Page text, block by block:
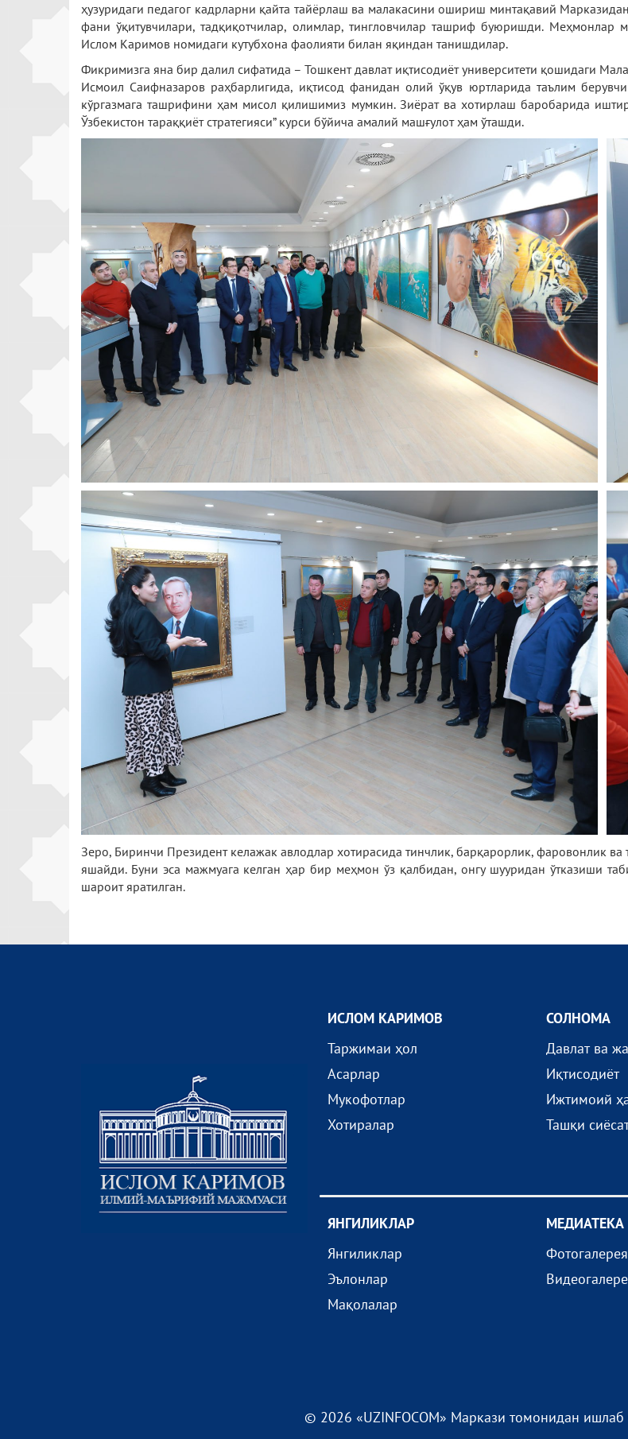
ҳузуридаги педагог кадрларни қайта тайёрлаш ва малакасини ошириш минтақавий
фани ўқитувчилари, тадқиқотчилар, олимлар, тингловчилар ташриф буюришди. Меҳмонлар
Ислом Каримов номидаги кутубхона фаолияти билан яқиндан танишдилар.
Фикримизга яна бир далил сифатида – Тошкент давлат иқтисодиёт университети қошидаги
Исмоил Саифназаров раҳбарлигида, иқтисод фанидан олий ўқув юртларида таълим
кўргазмага ташрифини ҳам мисол қилишимиз мумкин. Зиёрат ва хотирлаш баробарида
Ўзбекистон тараққиёт стратегияси” курси бўйича амалий машғулот ҳам ўташди.
Зеро, Биринчи Президент келажак авлодлар хотирасида тинчлик, барқарорлик, фаровонлик
яшайди. Буни эса мажмуага келган ҳар бир меҳмон ўз қалбидан, онгу шууридан ўтказиши
шароит яратилган.
ИСЛОМ КАРИМОВ
Таржимаи ҳол
Асарлар
Мукофотлар
Хотиралар
СОЛНОМА
Давлат ва
Иқтисодиёт
Ижтимоий
Ташқи
ЯНГИЛИКЛАР
Янгиликлар
Эълонлар
Мақолалар
МEДИАТEКА
Фотогалерея
© 2026 «UZINFOCOM» Маркази томонидан ишлаб